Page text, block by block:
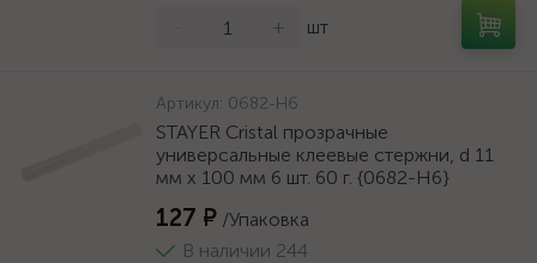
+ шт
Артикул: 0682-H6
STAYER Cristal прозрачные
универсальные клеевые стержни, d 11
мм х 100 мм 6 шт. 60 г. {0682-H6}
127 ₽ /Упаковка
В наличии 244